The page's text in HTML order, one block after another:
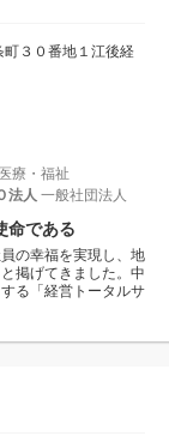
３０番地１江後経
療・福祉
法人 一般社団法人
命である
の幸福を実現し、地
掲げてきました。中
る「経営トータルサ